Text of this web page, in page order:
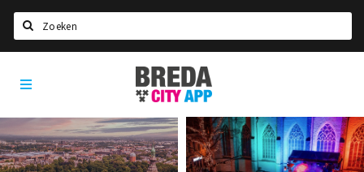
Home
Agenda
Deals
Breda
City
App